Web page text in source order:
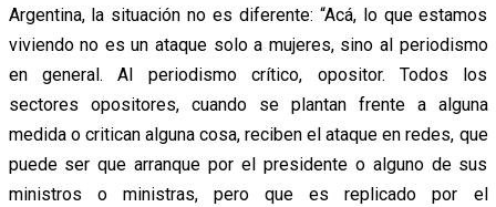
Argentina, la situación no es diferente: “Acá, lo que estamos
viviendo no es un ataque solo a mujeres, sino al periodismo
en general. Al periodismo crítico, opositor. Todos los
sectores opositores, cuando se plantan frente a alguna
medida o critican alguna cosa, reciben el ataque en redes, que
puede ser que arranque por el presidente o alguno de sus
ministros o ministras, pero que es replicado por el